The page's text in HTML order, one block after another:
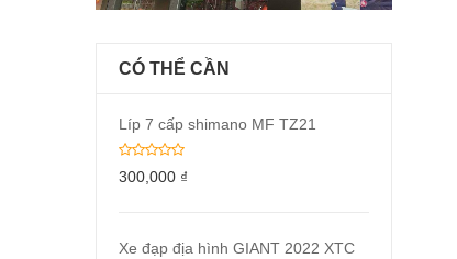
CÓ THỂ CẦN
Líp 7 cấp shimano MF TZ21
300,000 ₫
Xe đạp địa hình GIANT 2022 XTC